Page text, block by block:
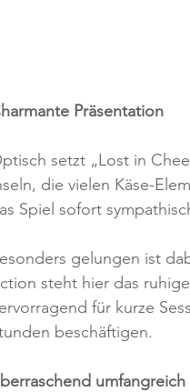
Präsentation
setzt „Lost in
die vielen Käse-
Spiel sofort
gelungen ist
steht hier das
für kurze
beschäftigen.
umfangreich